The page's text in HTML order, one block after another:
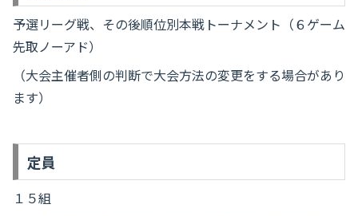
予選リーグ戦、その後順位別本戦トーナメント（６ゲーム
先取ノーアド）
（大会主催者側の判断で大会方法の変更をする場合があり
ます）
定員
１５組